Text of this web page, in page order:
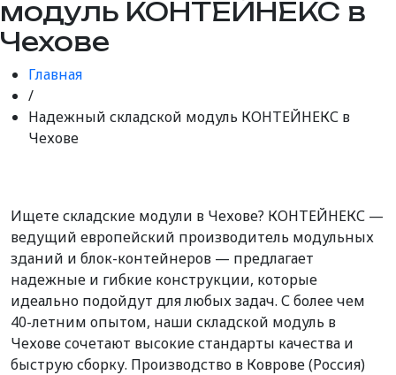
модуль КОНТЕЙНЕКС в
Чехове
Главная
/
Надежный складской модуль КОНТЕЙНЕКС в
Чехове
Ищете складские модули в Чехове? КОНТЕЙНЕКС —
ведущий европейский производитель модульных
зданий и блок-контейнеров — предлагает
надежные и гибкие конструкции, которые
идеально подойдут для любых задач. С более чем
40-летним опытом, наши складской модуль в
Чехове сочетают высокие стандарты качества и
быструю сборку. Производство в Коврове (Россия)